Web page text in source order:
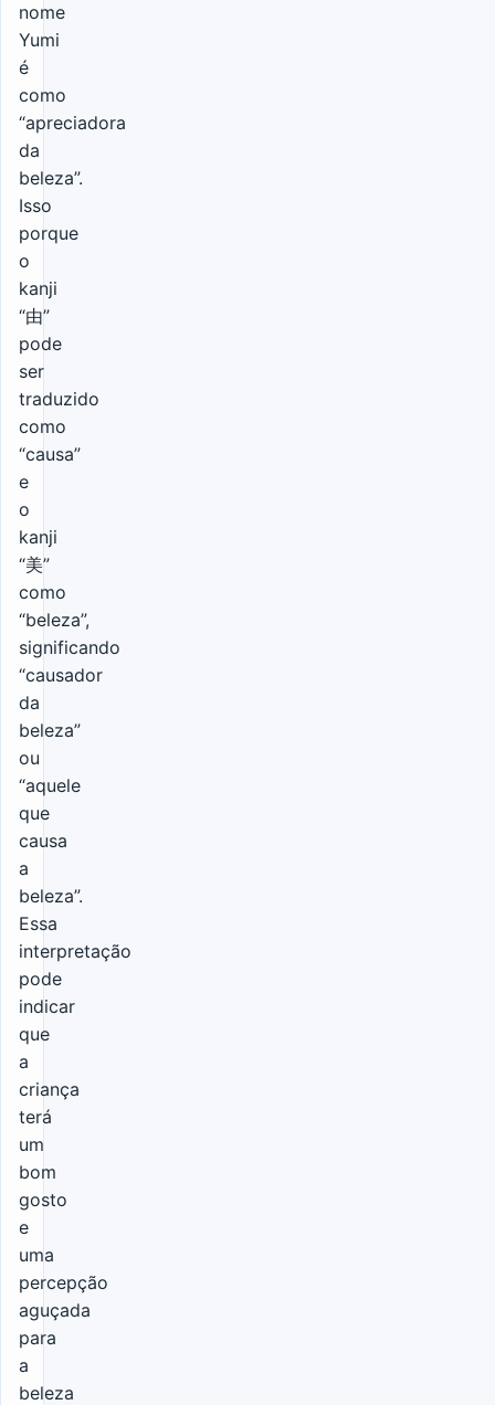
nome
Yumi
é
como
“apreciadora
da
beleza”.
Isso
porque
o
kanji
“由”
pode
ser
traduzido
como
“causa”
e
o
kanji
“美”
como
“beleza”,
significando
“causador
da
beleza”
ou
“aquele
que
causa
a
beleza”.
Essa
interpretação
pode
indicar
que
a
criança
terá
um
bom
gosto
e
uma
percepção
aguçada
para
a
beleza